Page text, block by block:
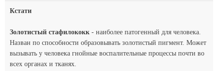
Кстати
Золотистый стафилококк - наиболее патогенный для человека.
Назван по способности образовывать золотистый пигмент. Может
вызывать у человека гнойные воспалительные процессы почти во
всех органах и тканях.